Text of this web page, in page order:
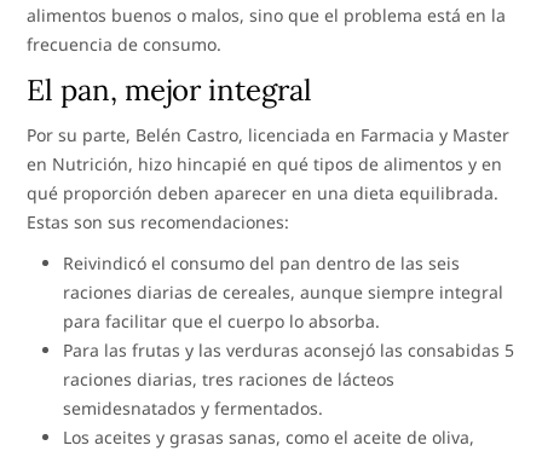
alimentos buenos o malos, sino que el problema está en la
frecuencia de consumo.
El pan, mejor integral
Por su parte, Belén Castro, licenciada en Farmacia y Master
en Nutrición, hizo hincapié en qué tipos de alimentos y en
qué proporción deben aparecer en una dieta equilibrada.
Estas son sus recomendaciones:
Reivindicó el consumo del pan dentro de las seis
raciones diarias de cereales, aunque siempre integral
para facilitar que el cuerpo lo absorba.
Para las frutas y las verduras aconsejó las consabidas 5
raciones diarias, tres raciones de lácteos
semidesnatados y fermentados.
Los aceites y grasas sanas, como el aceite de oliva,